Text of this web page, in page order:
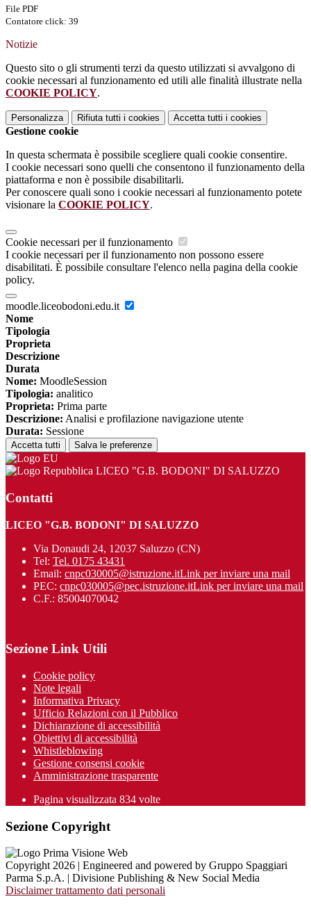
File PDF
Contatore click: 39
Notizie
Questo sito o gli strumenti terzi da questo utilizzati si avvalgono di
cookie necessari al funzionamento ed utili alle finalità illustrate nella
COOKIE POLICY.
Personalizza Rifiuta tutti i cookies Accetta tutti i cookies
Gestione cookie
In questa schermata è possibile scegliere quali cookie consentire.
I cookie necessari sono quelli che consentono il funzionamento della
piattaforma e non è possibile disabilitarli.
Per conoscere quali sono i cookie necessari al funzionamento potete
visionare la COOKIE POLICY.
Cookie necessari per il funzionamento
I cookie necessari per il funzionamento non possono essere
disabilitati. È possibile consultare l'elenco nella pagina della cookie
policy.
moodle.liceobodoni.edu.it
Nome
Tipologia
Proprieta
Descrizione
Durata
Nome: MoodleSession
Tipologia: analitico
Proprieta: Prima parte
Descrizione: Analisi e profilazione navigazione utente
Durata: Sessione
Accetta tutti Salva le preferenze
LICEO "G.B. BODONI" DI SALUZZO
Contatti
LICEO "G.B. BODONI" DI SALUZZO
Via Donaudi 24, 12037 Saluzzo (CN)
Tel: Tel. 0175 43431
Email: cnpc030005@istruzione.itLink per inviare una mail
PEC: cnpc030005@pec.istruzione.itLink per inviare una mail
C.F.: 85004070042
Sezione Link Utili
Cookie policy
Note legali
Informativa Privacy
Ufficio Relazioni con il Pubblico
Dichiarazione di accessibilità
Obiettivi di accessibilità
Whistleblowing
Gestione consensi cookie
Amministrazione trasparente
Pagina visualizzata 834 volte
Sezione Copyright
Copyright 2026 | Engineered and powered by Gruppo Spaggiari
Parma S.p.A. | Divisione Publishing & New Social Media
Disclaimer trattamento dati personali